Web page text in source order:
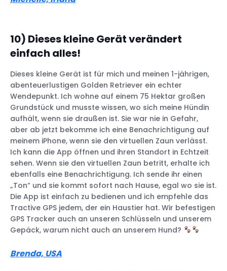
10) Dieses kleine Gerät verändert
einfach alles!
Dieses kleine Gerät ist für mich und meinen 1-jährigen,
abenteuerlustigen Golden Retriever ein echter
Wendepunkt. Ich wohne auf einem 75 Hektar großen
Grundstück und musste wissen, wo sich meine Hündin
aufhält, wenn sie draußen ist. Sie war nie in Gefahr,
aber ab jetzt bekomme ich eine Benachrichtigung auf
meinem iPhone, wenn sie den virtuellen Zaun verlässt.
Ich kann die App öffnen und ihren Standort in Echtzeit
sehen. Wenn sie den virtuellen Zaun betritt, erhalte ich
ebenfalls eine Benachrichtigung. Ich sende ihr einen
„Ton“ und sie kommt sofort nach Hause, egal wo sie ist.
Die App ist einfach zu bedienen und ich empfehle das
Tractive GPS jedem, der ein Haustier hat. Wir befestigen
GPS Tracker auch an unseren Schlüsseln und unserem
Gepäck, warum nicht auch an unserem Hund?
Brenda, USA